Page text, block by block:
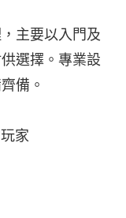
主要以入門及
選擇。專業設
備。
家